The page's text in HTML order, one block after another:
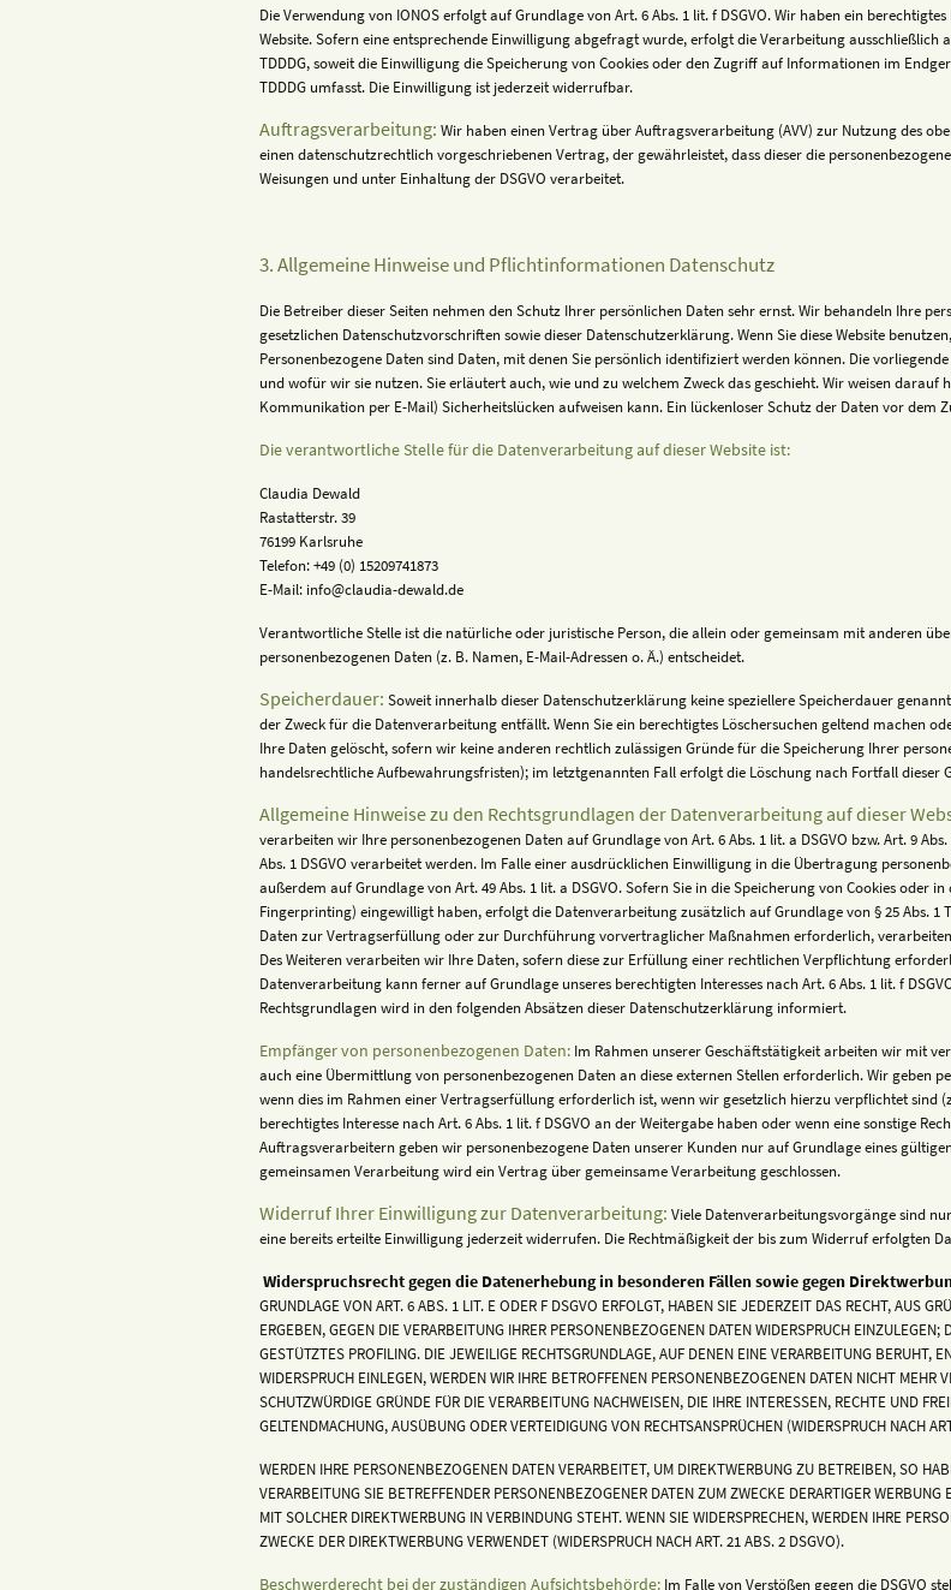
Die Verwendung von IONOS erfolgt auf Grundlage von Art. 6 Abs. 1 lit. f DSGVO. Wir haben ein
Website. Sofern eine entsprechende Einwilligung abgefragt wurde, erfolgt die Verarbeitung ausschließlich
TDDDG, soweit die Einwilligung die Speicherung von Cookies oder den Zugriff auf Informationen im
TDDDG umfasst. Die Einwilligung ist jederzeit widerrufbar.
Auftragsverarbeitung: Wir haben einen Vertrag über Auftragsverarbeitung (AVV) zur Nutzung des
einen datenschutzrechtlich vorgeschriebenen Vertrag, der gewährleistet, dass dieser die
Weisungen und unter Einhaltung der DSGVO verarbeitet.
3. Allgemeine Hinweise und Pflichtinformationen Datenschutz
Die Betreiber dieser Seiten nehmen den Schutz Ihrer persönlichen Daten sehr ernst. Wir behandeln Ihre
gesetzlichen Datenschutzvorschriften sowie dieser Datenschutzerklärung. Wenn Sie diese Website
Personenbezogene Daten sind Daten, mit denen Sie persönlich identifiziert werden können. Die
und wofür wir sie nutzen. Sie erläutert auch, wie und zu welchem Zweck das geschieht. Wir weisen
Kommunikation per E-Mail) Sicherheitslücken aufweisen kann. Ein lückenloser Schutz der Daten vor
Die verantwortliche Stelle für die Datenverarbeitung auf dieser Website ist:
Claudia Dewald
Rastatterstr. 39
76199 Karlsruhe
Telefon: +49 (0) 15209741873
E-Mail: info@claudia-dewald.de
Verantwortliche Stelle ist die natürliche oder juristische Person, die allein oder gemeinsam mit anderen
personenbezogenen Daten (z. B. Namen, E-Mail-Adressen o. Ä.) entscheidet.
Speicherdauer: Soweit innerhalb dieser Datenschutzerklärung keine speziellere Speicherdauer
der Zweck für die Datenverarbeitung entfällt. Wenn Sie ein berechtigtes Löschersuchen geltend machen
Ihre Daten gelöscht, sofern wir keine anderen rechtlich zulässigen Gründe für die Speicherung Ihrer
handelsrechtliche Aufbewahrungsfristen); im letztgenannten Fall erfolgt die Löschung nach Fortfall dieser
Allgemeine Hinweise zu den Rechtsgrundlagen der Datenverarbeitung auf dieser
verarbeiten wir Ihre personenbezogenen Daten auf Grundlage von Art. 6 Abs. 1 lit. a DSGVO bzw. Art. 9
Abs. 1 DSGVO verarbeitet werden. Im Falle einer ausdrücklichen Einwilligung in die Übertragung
außerdem auf Grundlage von Art. 49 Abs. 1 lit. a DSGVO. Sofern Sie in die Speicherung von Cookies
Fingerprinting) eingewilligt haben, erfolgt die Datenverarbeitung zusätzlich auf Grundlage von § 25 Abs. 1
Daten zur Vertragserfüllung oder zur Durchführung vorvertraglicher Maßnahmen erforderlich, verarbeiten
Des Weiteren verarbeiten wir Ihre Daten, sofern diese zur Erfüllung einer rechtlichen Verpflichtung
Datenverarbeitung kann ferner auf Grundlage unseres berechtigten Interesses nach Art. 6 Abs. 1 lit. f
Rechtsgrundlagen wird in den folgenden Absätzen dieser Datenschutzerklärung informiert.
Empfänger von personenbezogenen Daten: Im Rahmen unserer Geschäftstätigkeit arbeiten wir mit
auch eine Übermittlung von personenbezogenen Daten an diese externen Stellen erforderlich. Wir geben
wenn dies im Rahmen einer Vertragserfüllung erforderlich ist, wenn wir gesetzlich hierzu verpflichtet sind
berechtigtes Interesse nach Art. 6 Abs. 1 lit. f DSGVO an der Weitergabe haben oder wenn eine sonstige
Auftragsverarbeitern geben wir personenbezogene Daten unserer Kunden nur auf Grundlage eines
gemeinsamen Verarbeitung wird ein Vertrag über gemeinsame Verarbeitung geschlossen.
Widerruf Ihrer Einwilligung zur Datenverarbeitung: Viele Datenverarbeitungsvorgänge sind
eine bereits erteilte Einwilligung jederzeit widerrufen. Die Rechtmäßigkeit der bis zum Widerruf erfolgten
Widerspruchsrecht gegen die Datenerhebung in besonderen Fällen sowie gegen
GRUNDLAGE VON ART. 6 ABS. 1 LIT. E ODER F DSGVO ERFOLGT, HABEN SIE JEDERZEIT DAS RECHT, AUS
ERGEBEN, GEGEN DIE VERARBEITUNG IHRER PERSONENBEZOGENEN DATEN WIDERSPRUCH
GESTÜTZTES PROFILING. DIE JEWEILIGE RECHTSGRUNDLAGE, AUF DENEN EINE VERARBEITUNG BERUHT,
WIDERSPRUCH EINLEGEN, WERDEN WIR IHRE BETROFFENEN PERSONENBEZOGENEN DATEN NICHT MEHR
SCHUTZWÜRDIGE GRÜNDE FÜR DIE VERARBEITUNG NACHWEISEN, DIE IHRE INTERESSEN, RECHTE UND
GELTENDMACHUNG, AUSÜBUNG ODER VERTEIDIGUNG VON RECHTSANSPRÜCHEN (WIDERSPRUCH NACH
WERDEN IHRE PERSONENBEZOGENEN DATEN VERARBEITET, UM DIREKTWERBUNG ZU BETREIBEN, SO
VERARBEITUNG SIE BETREFFENDER PERSONENBEZOGENER DATEN ZUM ZWECKE DERARTIGER
MIT SOLCHER DIREKTWERBUNG IN VERBINDUNG STEHT. WENN SIE WIDERSPRECHEN, WERDEN IHRE
ZWECKE DER DIREKTWERBUNG VERWENDET (WIDERSPRUCH NACH ART. 21 ABS. 2 DSGVO).
Beschwerderecht bei der zuständigen Aufsichtsbehörde: Im Falle von Verstößen gegen die DSGVO